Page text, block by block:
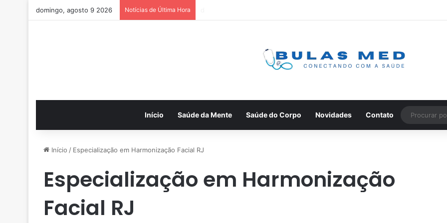
domingo, agosto 9 2026 Notícias de Última Hora
Início Saúde da Mente Saúde do Corpo Novidades Contato
Início / Especialização em Harmonização Facial RJ
Especialização em Harmonização
Facial RJ